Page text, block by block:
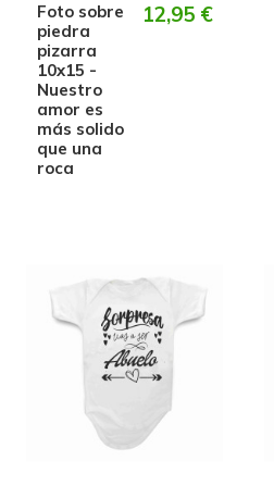
Foto sobre
piedra
pizarra
10x15 -
Nuestro
amor es
más solido
que una
roca
12,95 €